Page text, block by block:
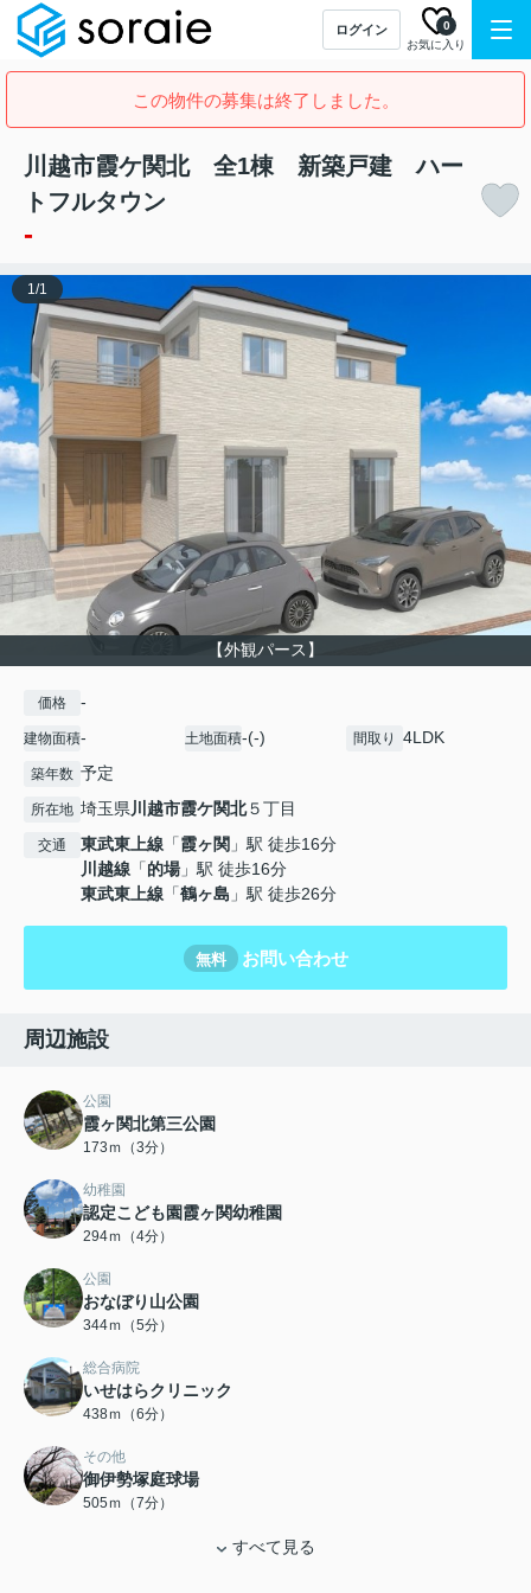
ログイン
お気に入り
0
この物件の募集は終了しました。
川越市霞ケ関北 全1棟 新築戸建 ハー
トフルタウン
-
【外観パース】
1/1
価格 -
建物面積- 土地面積-(-) 間取り 4LDK
築年数 予定
所在地 埼玉県川越市霞ケ関北５丁目
交通 東武東上線 「霞ヶ関 」駅 徒歩16分
川越線 「的場」駅 徒歩16分
東武東上線 「鶴ヶ島 」駅 徒歩26分
無料 お問い合わせ
周辺施設
公園
霞ヶ関北第三公園
173ｍ（3分）
幼稚園
認定こども園霞ヶ関幼稚園
294ｍ（4分）
公園
おなぼり山公園
344ｍ（5分）
総合病院
いせはらクリニック
438ｍ（6分）
その他
御伊勢塚庭球場
505ｍ（7分）
すべて見る